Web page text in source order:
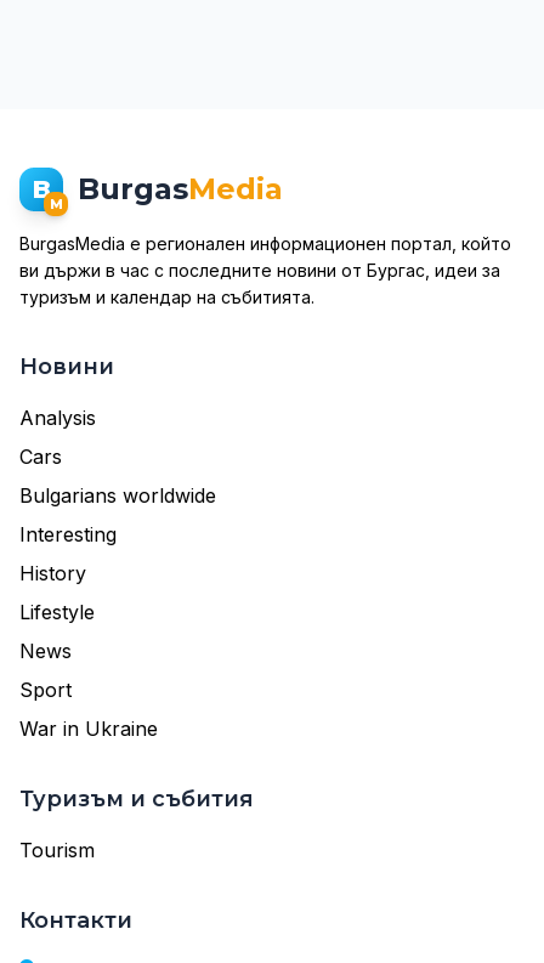
BM BurgasMedia
BurgasMedia е регионален информационен портал, който
ви държи в час с последните новини от Бургас, идеи за
туризъм и календар на събитията.
Новини
Analysis
Cars
Bulgarians worldwide
Interesting
History
Lifestyle
News
Sport
War in Ukraine
Туризъм и събития
Tourism
Контакти